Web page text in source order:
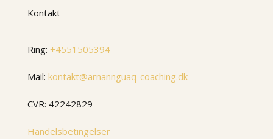
Kontakt
Ring: +4551505394
Mail: kontakt@arnannguaq-coaching.dk
CVR: 42242829
Handelsbetingelser